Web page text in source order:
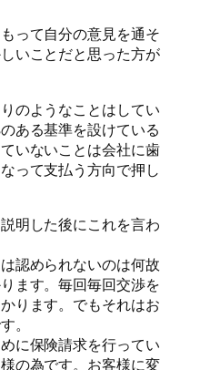
って自分の意見を通そ
いことだと思った方が
のようなことはしてい
ある基準を設けている
いないことは会社に歯
って支払う方向で押し
明した後にこれを言わ
認められないのは何故
ます。毎回毎回交渉を
ります。でもそれはお
。
に保険請求を行ってい
の為です。お客様に変